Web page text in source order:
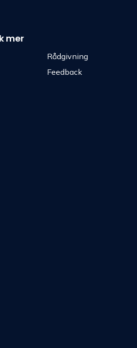
mer
Rådgivning
Feedback